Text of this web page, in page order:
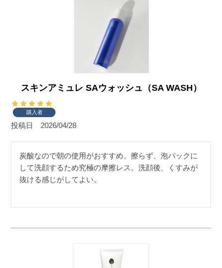
スキンアミュレ SAウォッシュ（SA WASH）
購入者
投稿日 2026/04/28
炭酸なので朝の使用がおすすめ。擦らず、泡パックに
して洗顔するため究極の摩擦レス。洗顔後、くすみが
抜ける感じがしてよい。